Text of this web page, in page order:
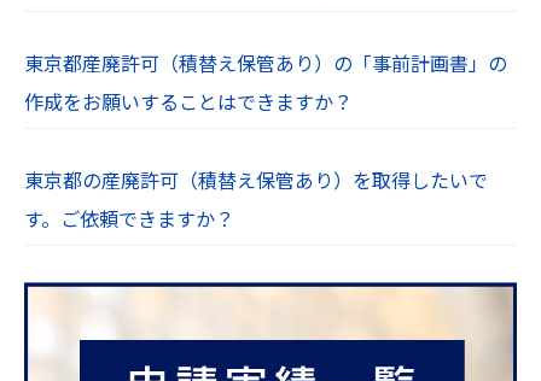
東京都産廃許可（積替え保管あり）の「事前計画書」の
作成をお願いすることはできますか？
東京都の産廃許可（積替え保管あり）を取得したいで
す。ご依頼できますか？